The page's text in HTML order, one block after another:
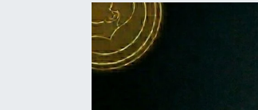
Tüm Manşetler
Son Dakika Haberleri